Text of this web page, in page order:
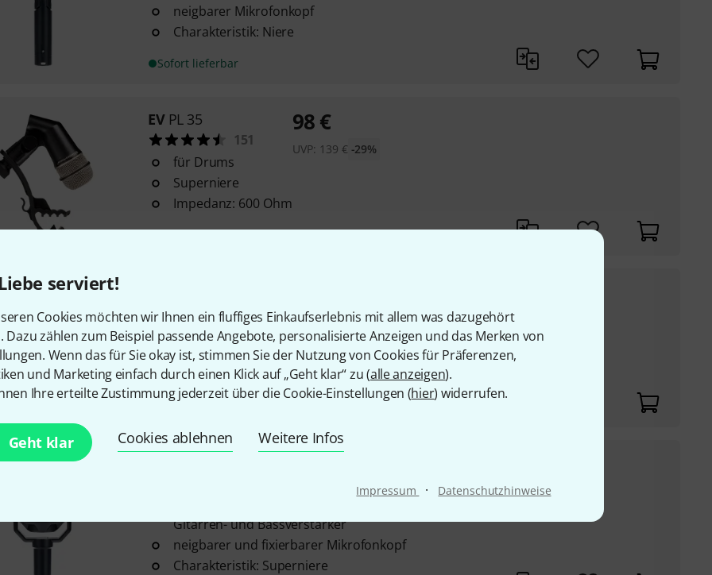
serviert!
Cookies möchten wir Ihnen ein fluffiges Einkaufserlebnis mit allem was dazugehört
Dazu zählen zum Beispiel passende Angebote, personalisierte Anzeigen und das Merken von
Wenn das für Sie okay ist, stimmen Sie der Nutzung von Cookies für Präferenzen,
und Marketing einfach durch einen Klick auf „Geht klar“ zu (alle anzeigen).
Ihre erteilte Zustimmung jederzeit über die Cookie-Einstellungen (hier) widerrufen.
Geht klar Cookies ablehnen Weitere Infos
Impressum · Datenschutzhinweise
neigbarer Mikrofonkopf
Charakteristik: Niere
Sofort lieferbar
EV PL 35
151
für Drums
Superniere
Impedanz: 600 Ohm
Sofort lieferbar
98€
UVP: 139 € -29%
47
für Overheads und Percussion
Niere
Impedanz: 200 Ohm
Sofort lieferbar
UVP:139 € -32%
Gitarren- und Bassverstärker
neigbarer und fixierbarer Mikrofonkopf
Charakteristik: Superniere
UVP:235 € -26%